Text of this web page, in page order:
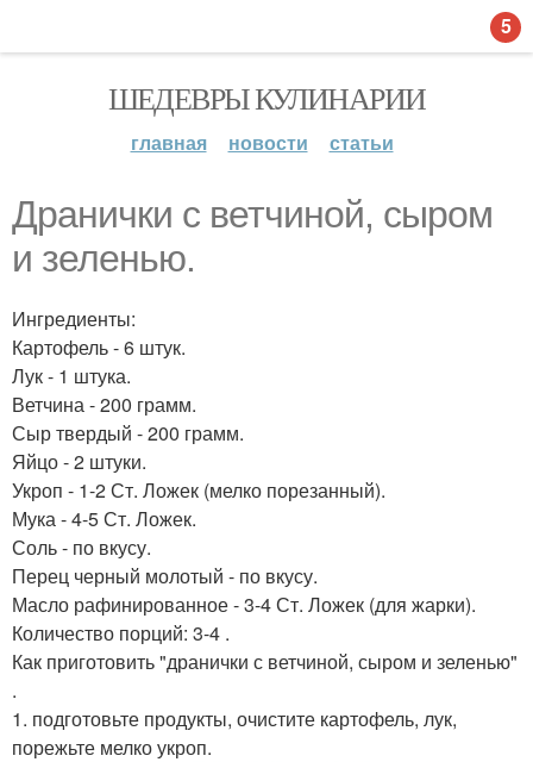
ШЕДЕВРЫ КУЛИНАРИИ
главная новости статьи
Дранички с ветчиной, сыром
и зеленью.
Ингредиенты:
Картофель - 6 штук.
Лук - 1 штука.
Ветчина - 200 грамм.
Сыр твердый - 200 грамм.
Яйцо - 2 штуки.
Укроп - 1-2 Ст. Ложек (мелко порезанный).
Мука - 4-5 Ст. Ложек.
Соль - по вкусу.
Перец черный молотый - по вкусу.
Масло рафинированное - 3-4 Ст. Ложек (для жарки).
Количество порций: 3-4 .
Как приготовить "дранички с ветчиной, сыром и зеленью"
.
1. подготовьте продукты, очистите картофель, лук,
порежьте мелко укроп.
5